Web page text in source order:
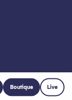
Boutique Live